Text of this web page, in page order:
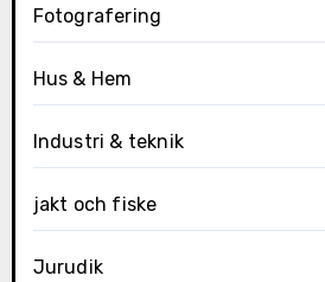
Fotografering
Hus & Hem
Industri & teknik
jakt och fiske
Jurudik